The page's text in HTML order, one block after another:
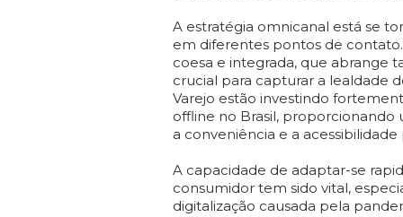
A estratégia omnicanal está se
em diferentes pontos de
coesa e integrada, que abrange
crucial para capturar a lealdade
Varejo estão investindo
offline no Brasil,
a conveniência e a
A capacidade de adaptar-se
consumidor tem sido vital,
digitalização causada pela